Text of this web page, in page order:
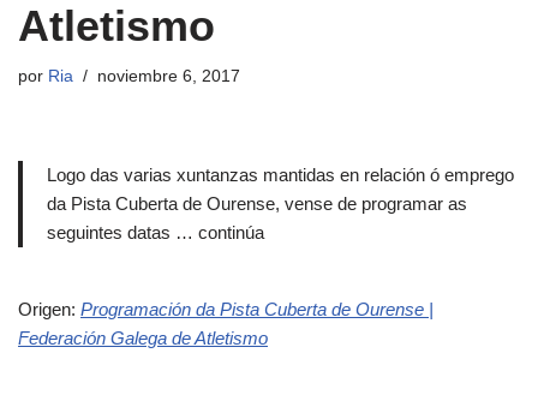
Atletismo
por Ria noviembre 6, 2017
Logo das varias xuntanzas mantidas en relación ó emprego
da Pista Cuberta de Ourense, vense de programar as
seguintes datas … continúa
Origen: Programación da Pista Cuberta de Ourense |
Federación Galega de Atletismo